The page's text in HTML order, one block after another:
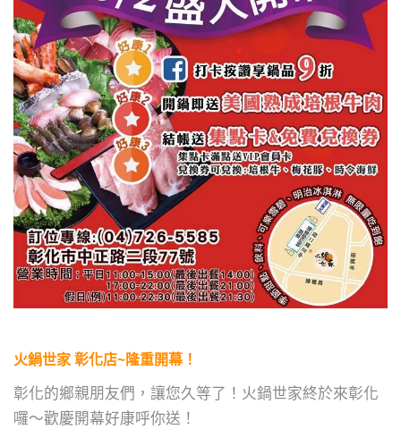
火鍋世家 彰化店~隆重開幕！
彰化的鄉親朋友們，讓您久等了！火鍋世家終於來彰化
囉～歡慶開幕好康呼你送！